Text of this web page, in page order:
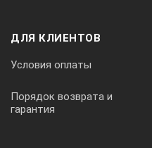
- 10 - 1000 мм
ДЛЯ КЛИЕНТОВ
Условия оплаты
Порядок возврата и
гарантия